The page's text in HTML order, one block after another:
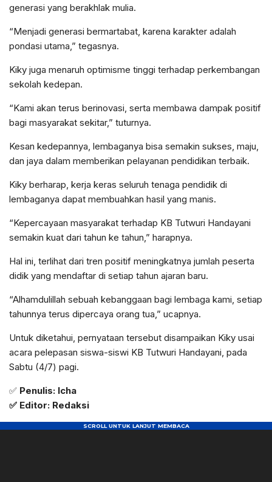
generasi yang berakhlak mulia.
“Menjadi generasi bermartabat, karena karakter adalah
pondasi utama,” tegasnya.
Kiky juga menaruh optimisme tinggi terhadap perkembangan
sekolah kedepan.
“Kami akan terus berinovasi, serta membawa dampak positif
bagi masyarakat sekitar,” tuturnya.
Kesan kedepannya, lembaganya bisa semakin sukses, maju,
dan jaya dalam memberikan pelayanan pendidikan terbaik.
Kiky berharap, kerja keras seluruh tenaga pendidik di
lembaganya dapat membuahkan hasil yang manis.
“Kepercayaan masyarakat terhadap KB Tutwuri Handayani
semakin kuat dari tahun ke tahun,” harapnya.
Hal ini, terlihat dari tren positif meningkatnya jumlah peserta
didik yang mendaftar di setiap tahun ajaran baru.
“Alhamdulillah sebuah kebanggaan bagi lembaga kami, setiap
tahunnya terus dipercaya orang tua,” ucapnya.
Untuk diketahui, pernyataan tersebut disampaikan Kiky usai
acara pelepasan siswa-siswi KB Tutwuri Handayani, pada
Sabtu (4/7) pagi.
✅ Penulis: Icha
✅ Editor: Redaksi